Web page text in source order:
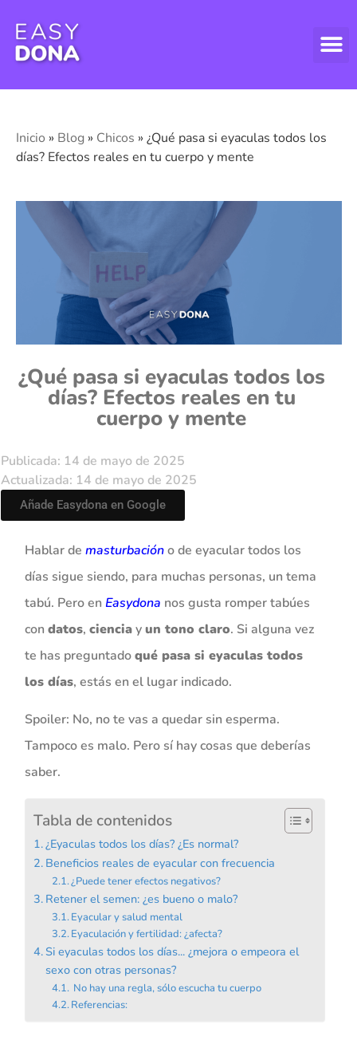
Inicio » Blog » Chicos » ¿Qué pasa si eyaculas todos los
días? Efectos reales en tu cuerpo y mente
¿Qué pasa si eyaculas todos los
días? Efectos reales en tu
cuerpo y mente
Publicada: 14 de mayo de 2025
Actualizada: 14 de mayo de 2025
Añade Easydona en Google
Hablar de masturbacióno de eyacular todos los
días sigue siendo, para muchas personas, un tema
tabú. Pero en Easydona nos gusta romper tabúes
con datos, cienciayun tono claro. Si alguna vez
te has preguntadoqué pasa si eyaculas todos
los días, estás en el lugar indicado.
Spoiler: No, no te vas a quedar sin esperma.
Tampoco es malo. Pero sí hay cosas que deberías
saber.
Tabla de contenidos
¿Eyaculas todos los días? ¿Es normal?
Beneficios reales de eyacular con frecuencia
¿Puede tener efectos negativos?
Retener el semen: ¿es bueno o malo?
Eyacular y salud mental
Eyaculación y fertilidad: ¿afecta?
Si eyaculas todos los días... ¿mejora o empeora el
sexo con otras personas?
No hay una regla, sólo escucha tu cuerpo
Referencias: